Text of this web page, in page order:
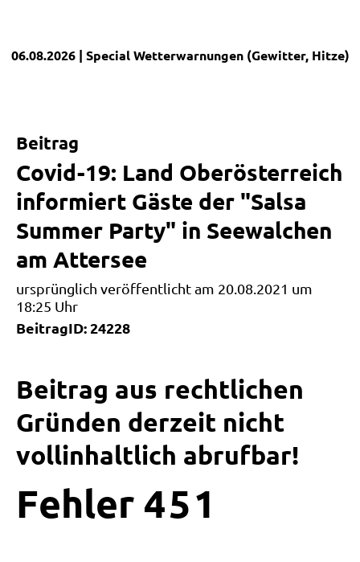
06.08.2026 | SpecialWetterwarnungen (Gewitter, Hitze)
Beitrag
Covid-19: Land Oberösterreich
informiert Gäste der "Salsa
Summer Party" in Seewalchen
am Attersee
ursprünglich veröffentlicht am 20.08.2021 um
18:25 Uhr
BeitragID: 24228
Beitrag aus rechtlichen
Gründen derzeit nicht
vollinhaltlich abrufbar!
Fehler 4 5 1